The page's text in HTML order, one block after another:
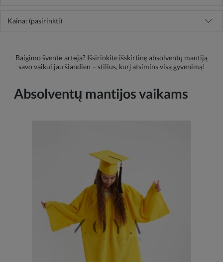
Kaina: (pasirinkti)
Baigimo šventė artėja? Išsirinkite išskirtinę absolventų mantiją
savo vaikui jau šiandien – stilius, kurį atsimins visą gyvenimą!
Absolventų mantijos vaikams